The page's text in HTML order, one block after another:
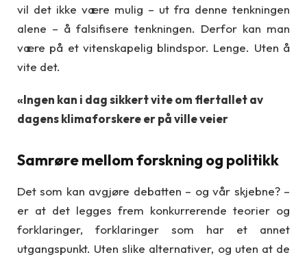
vil det ikke være mulig – ut fra denne tenkningen
alene – å falsifisere tenkningen. Derfor kan man
være på et vitenskapelig blindspor. Lenge. Uten å
vite det.
«Ingen kan i dag sikkert vite om flertallet av
dagens klimaforskere er på ville veier
Samrøre mellom forskning og politikk
Det som kan avgjøre debatten – og vår skjebne? –
er at det legges frem konkurrerende teorier og
forklaringer, forklaringer som har et annet
utgangspunkt. Uten slike alternativer, og uten at de